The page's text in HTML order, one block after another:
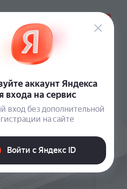
Подать заявку